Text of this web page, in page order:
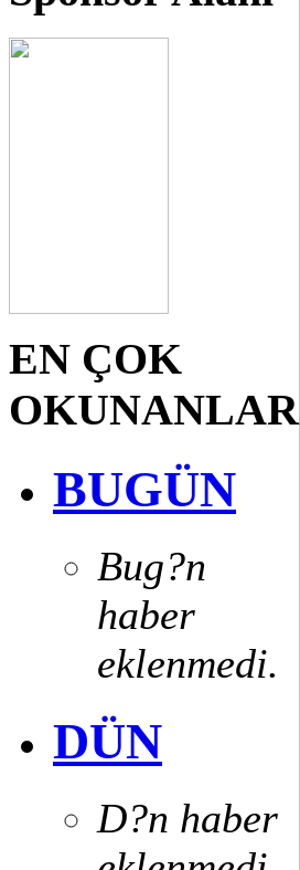
EN ÇOK
OKUNANLAR
BUGÜN
Bug?n
haber
eklenmedi.
DÜN
D?n haber